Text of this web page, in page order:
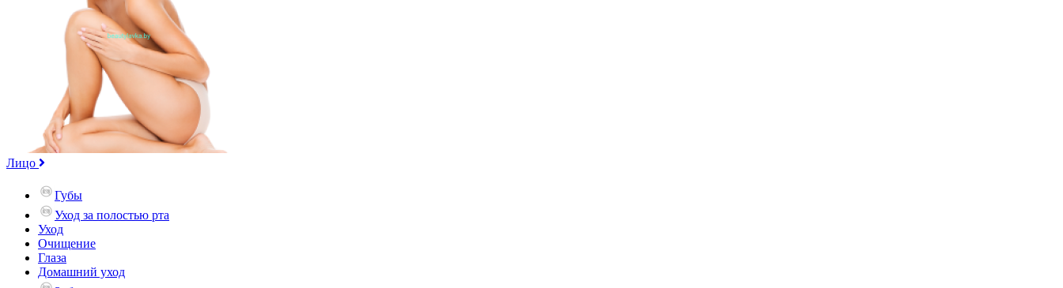
Лицо
Губы
Уход за полостью рта
Уход
Очищение
Глаза
Домашний уход